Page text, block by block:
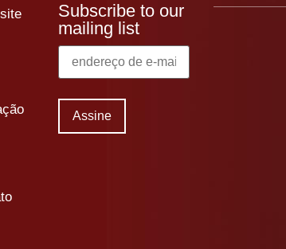
Subscribe to our
mailing list